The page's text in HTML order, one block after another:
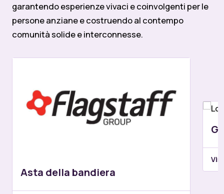
garantendo esperienze vivaci e coinvolgenti per le
persone anziane e costruendo al contempo
comunità solide e interconnesse.
Asta della bandiera